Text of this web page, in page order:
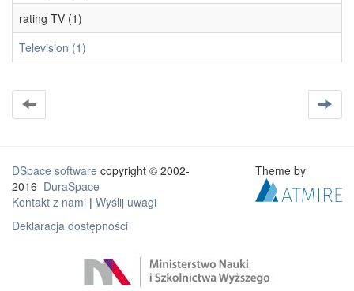
rating TV (1)
Television (1)
DSpace software copyright © 2002-
2016 DuraSpace
Kontakt z nami | Wyślij uwagi
Deklaracja dostępności
Theme by